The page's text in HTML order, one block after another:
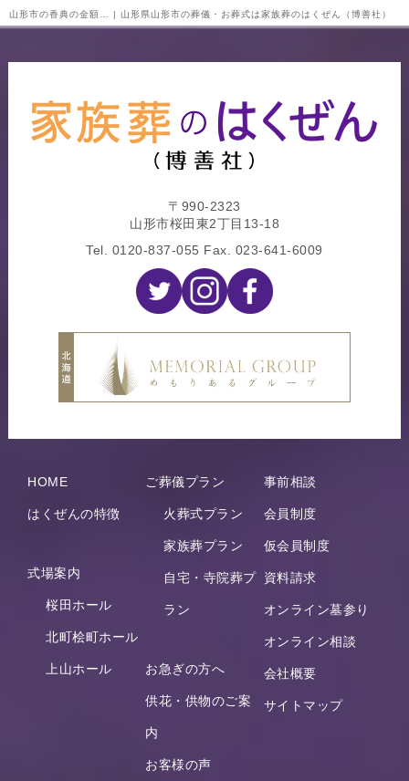
山形市の香典の金額… | 山形県山形市の葬儀・お葬式は家族葬のはくぜん（博善社）
〒990-2323
山形市桜田東2丁目13-18
Tel. 0120-837-055 Fax. 023-641-6009
HOME
はくぜんの特徴
式場案内
桜田ホール
北町桧町ホール
上山ホール
ご葬儀プラン
火葬式プラン
家族葬プラン
自宅・寺院葬プ
ラン
お急ぎの方へ
供花・供物のご案
内
お客様の声
事前相談
会員制度
仮会員制度
資料請求
オンライン墓参り
オンライン相談
会社概要
サイトマップ